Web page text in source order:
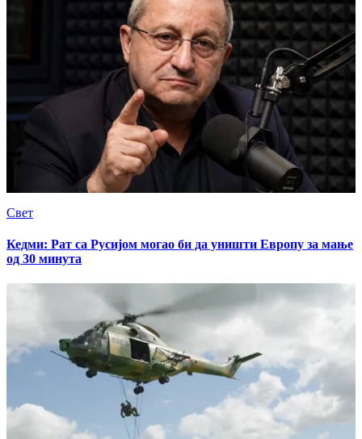
Свет
Кедми: Рат са Русијом могао би да уништи Европу за мање
од 30 минута